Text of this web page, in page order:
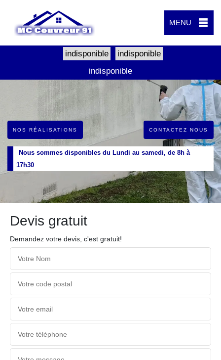
MENU
indisponible
indisponible
indisponible
NOS RÉALISATIONS CONTACTEZ NOUS
Nous sommes disponibles du Lundi au samedi, de 8h à
17h30
Devis gratuit
Demandez votre devis, c'est gratuit!